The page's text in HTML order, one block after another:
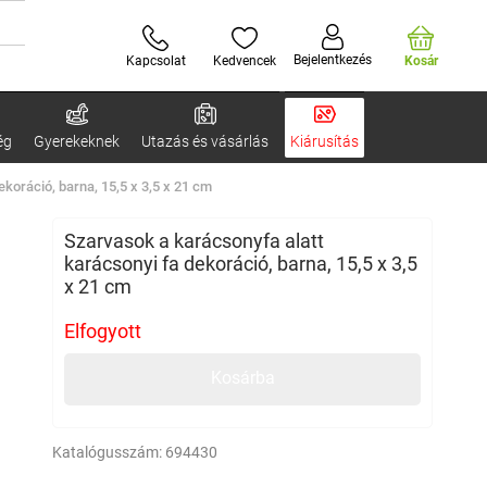
Kapcsolat Kedvencek Bejelentkezés Kosár
Gyerekeknek Utazás és vásárlás Kiárusítás
barna, 15,5 x 3,5 x 21 cm
Szarvasok a karácsonyfa alatt
karácsonyi fa dekoráció, barna, 15,5 x 3,5
x 21 cm
Elfogyott
Katalógusszám: 694430